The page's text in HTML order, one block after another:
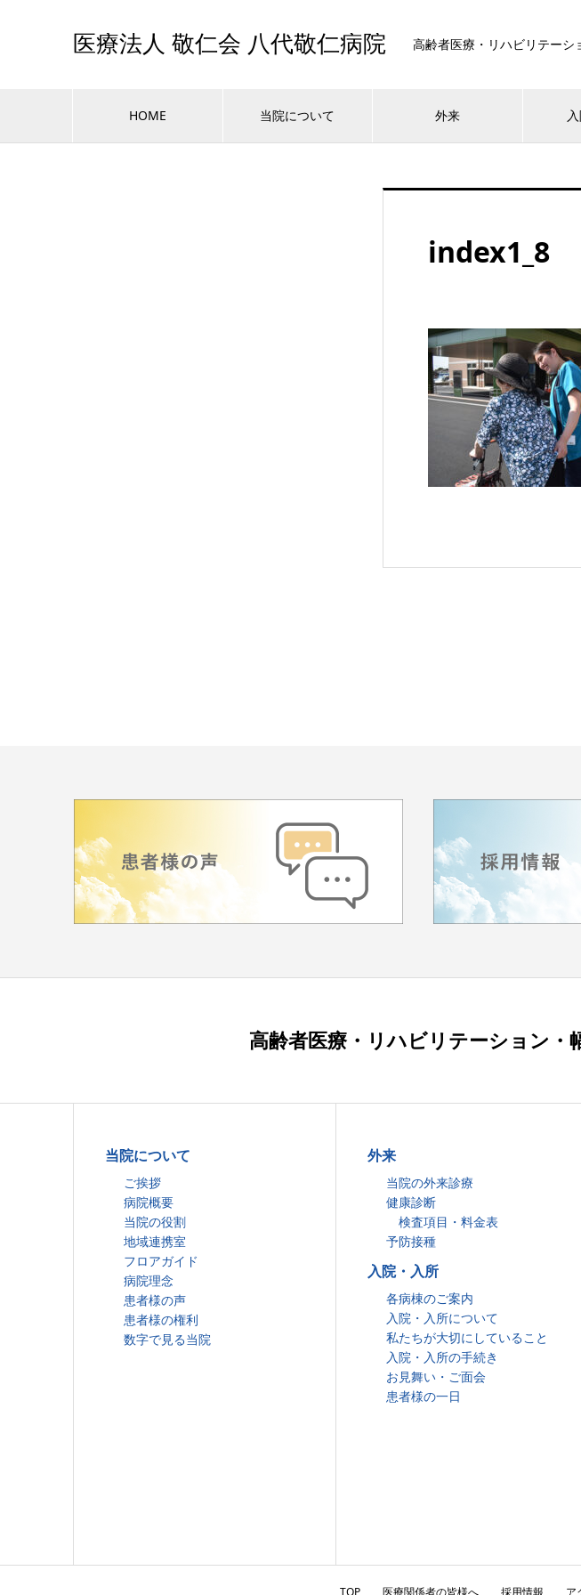
医療法人 敬仁会 八代敬仁病院 高齢者医療・リハビリテーシ
HOME 当院について 外来
index1_8
高齢者医療・リハビリテーション・
当院について
ご挨拶
病院概要
当院の役割
地域連携室
フロアガイド
病院理念
患者様の声
患者様の権利
数字で見る当院
外来
当院の外来診療
健康診断
検査項目・料金表
予防接種
入院・入所
各病棟のご案内
入院・入所について
私たちが大切にしていること
入院・入所の手続き
お見舞い・ご面会
患者様の一日
TOP 医療関係者の皆様へ 採用情報 ア